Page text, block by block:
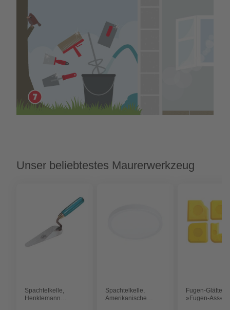
Unser beliebtestes Maurerwerkzeug
Spachtelkelle,
Henklemann
Spachtelkelle,
Amerikanische
Fugen-Glätter,
»Fugen-Ass«,